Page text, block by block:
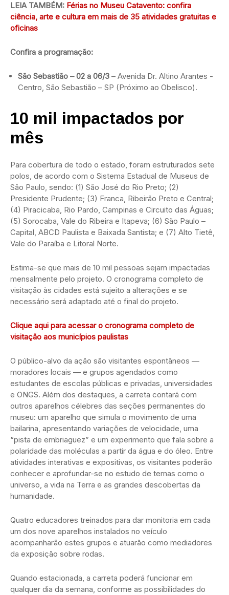
LEIA TAMBÉM: Férias no Museu Catavento: confira
ciência, arte e cultura em mais de 35 atividades gratuitas e
oficinas
Confira a programação:
São Sebastião – 02 a 06/3 – Avenida Dr. Altino Arantes -
Centro, São Sebastião – SP (Próximo ao Obelisco).
10 mil impactados por
mês
Para cobertura de todo o estado, foram estruturados sete
polos, de acordo com o Sistema Estadual de Museus de
São Paulo, sendo: (1) São José do Rio Preto; (2)
Presidente Prudente; (3) Franca, Ribeirão Preto e Central;
(4) Piracicaba, Rio Pardo, Campinas e Circuito das Águas;
(5) Sorocaba, Vale do Ribeira e Itapeva; (6) São Paulo –
Capital, ABCD Paulista e Baixada Santista; e (7) Alto Tietê,
Vale do Paraíba e Litoral Norte.
Estima-se que mais de 10 mil pessoas sejam impactadas
mensalmente pelo projeto. O cronograma completo de
visitação às cidades está sujeito a alterações e se
necessário será adaptado até o final do projeto.
Clique aqui para acessar o cronograma completo de
visitação aos municípios paulistas
O público-alvo da ação são visitantes espontâneos —
moradores locais — e grupos agendados como
estudantes de escolas públicas e privadas, universidades
e ONGS. Além dos destaques, a carreta contará com
outros aparelhos célebres das seções permanentes do
museu: um aparelho que simula o movimento de uma
bailarina, apresentando variações de velocidade, uma
“pista de embriaguez” e um experimento que fala sobre a
polaridade das moléculas a partir da água e do óleo. Entre
atividades interativas e expositivas, os visitantes poderão
conhecer e aprofundar-se no estudo de temas como o
universo, a vida na Terra e as grandes descobertas da
humanidade.
Quatro educadores treinados para dar monitoria em cada
um dos nove aparelhos instalados no veículo
acompanharão estes grupos e atuarão como mediadores
da exposição sobre rodas.
Quando estacionada, a carreta poderá funcionar em
qualquer dia da semana, conforme as possibilidades do